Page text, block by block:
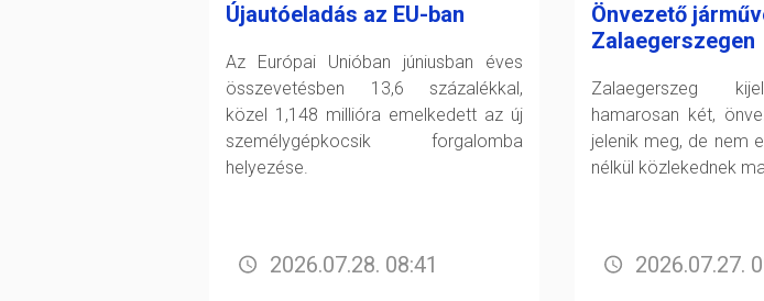
Újautóeladás az EU-ban
Az Európai Unióban júniusban éves
összevetésben 13,6 százalékkal,
közel 1,148 millióra emelkedett az új
személygépkocsik forgalomba
helyezése.
2026.07.28. 08:41
Önvezető
Zalaegerszegen
Zalaegerszeg
hamarosan két,
jelenik meg, de nem
nélkül közlekednek
2026.07.27.